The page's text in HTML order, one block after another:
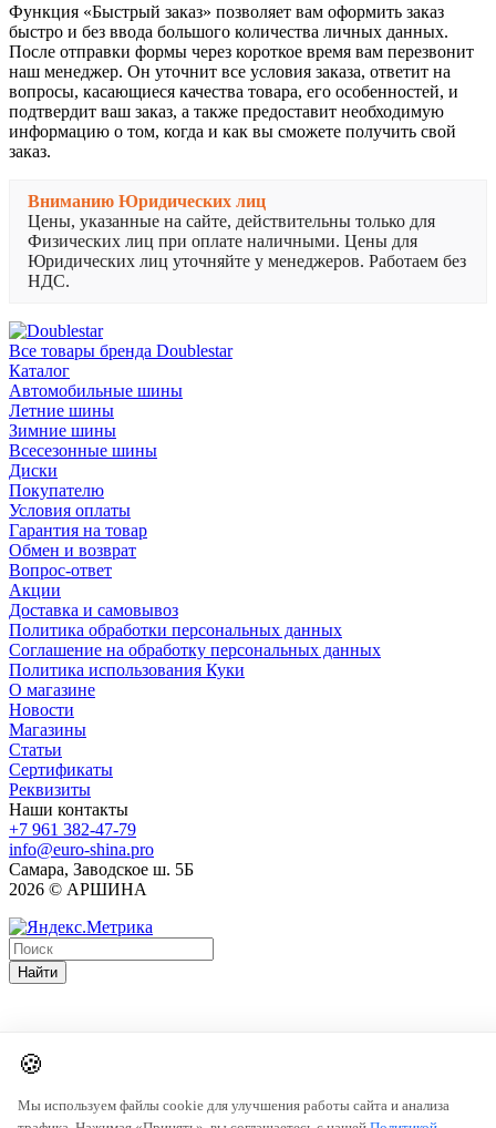
Функция «Быстрый заказ» позволяет вам оформить заказ
быстро и без ввода большого количества личных данных.
После отправки формы через короткое время вам перезвонит
наш менеджер. Он уточнит все условия заказа, ответит на
вопросы, касающиеся качества товара, его особенностей, и
подтвердит ваш заказ, а также предоставит необходимую
информацию о том, когда и как вы сможете получить свой
заказ.
Вниманию Юридических лиц
Цены, указанные на сайте, действительны только для
Физических лиц при оплате наличными. Цены для
Юридических лиц уточняйте у менеджеров. Работаем без
НДС.
Все товары бренда Doublestar
Каталог
Автомобильные шины
Летние шины
Зимние шины
Всесезонные шины
Диски
Покупателю
Условия оплаты
Гарантия на товар
Обмен и возврат
Вопрос-ответ
Акции
Доставка и самовывоз
Политика обработки персональных данных
Соглашение на обработку персональных данных
Политика использования Куки
О магазине
Новости
Магазины
Статьи
Сертификаты
Реквизиты
Наши контакты
+7 961 382-47-79
info@euro-shina.pro
Самара, Заводское ш. 5Б
2026 © АРШИНА
Найти
🍪
Мы используем файлы cookie для улучшения работы сайта и анализа